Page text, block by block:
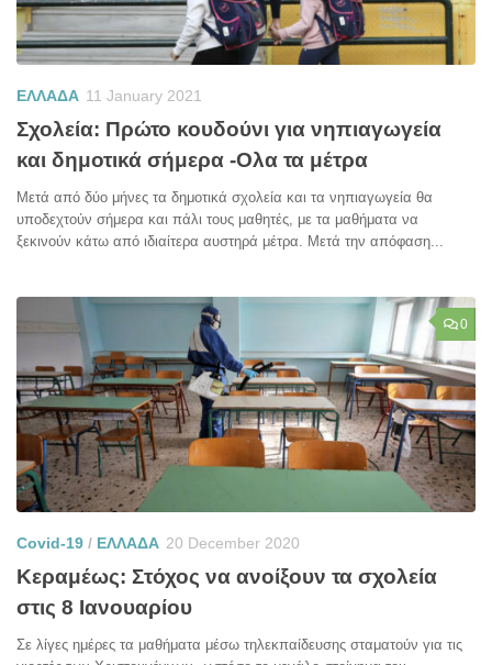
ΕΛΛΑΔΑ 11 January 2021
Σχολεία: Πρώτο κουδούνι για νηπιαγωγεία
και δημοτικά σήμερα -Ολα τα μέτρα
Μετά από δύο μήνες τα δημοτικά σχολεία και τα νηπιαγωγεία θα
υποδεχτούν σήμερα και πάλι τους μαθητές, με τα μαθήματα να
ξεκινούν κάτω από ιδιαίτερα αυστηρά μέτρα. Μετά την απόφαση...
0
Covid-19 / ΕΛΛΑΔΑ 20 December 2020
Κεραμέως: Στόχος να ανοίξουν τα σχολεία
στις 8 Ιανουαρίου
Σε λίγες ημέρες τα μαθήματα μέσω τηλεκπαίδευσης σταματούν για τις